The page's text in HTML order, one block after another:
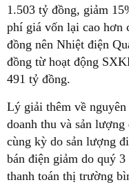
1.503 tỷ đồng, giảm
phí giá vốn lại cao hơn
đồng nên Nhiệt điện
đồng từ hoạt động
491 tỷ đồng.
Lý giải thêm về
doanh thu và sản
cùng kỳ do sản lượng
bán điện giảm do quý
thanh toán thị trường